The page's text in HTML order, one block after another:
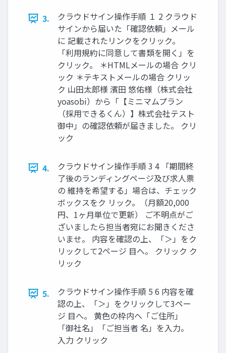
3.
クラウドサイン操作⼿順 １ 2 クラウド
サインから届いた「確認依頼」メール
に 記載されたリンクをクリック。
「利⽤規約に同意して書類を開く」を
クリック。 ＊HTMLメールの場合 クリ
ック ＊テキストメールの場合 クリッ
ク ⼭⽥太郎様 濱⽥ 悠佑様（株式会社
yoasobi）から「【ミニマムプラン
（採⽤できるくん）】株式会社テスト
御中」の確認依頼が届きました。 クリ
ック
4.
クラウドサイン操作⼿順 3 4 「期間終
了後のランディングページ及び求⼈票
の 維持を希望する」場合は、チェック
ボックスをク リック。（⽉額20,000
円、1ヶ⽉単位で更新） ご不明点がご
ざいましたら担当者宛にお聞きくださ
いませ。 内容を確認の上、「＞」をク
リックして2ページ ⽬へ。 クリック ク
リック
5.
クラウドサイン操作⼿順 5 6 内容を確
認の上、「＞」をクリックして3ペー
ジ ⽬へ。 ⻩⾊の枠内へ「ご住所」
「御社名」「ご担当者 名」を⼊⼒。
⼊⼒ クリック